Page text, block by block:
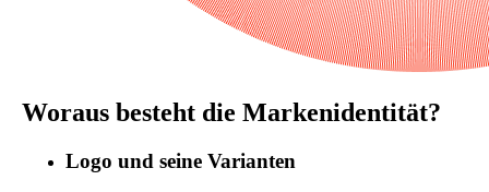
Woraus besteht die Markenidentität?
Logo und seine Varianten